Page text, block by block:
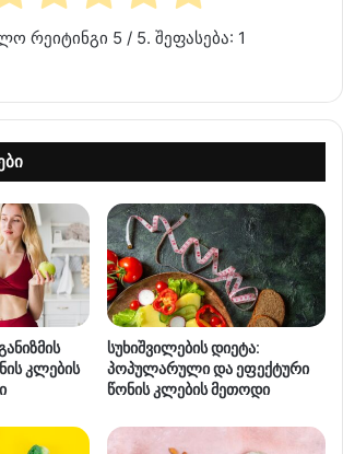
რეიტინგი 5 / 5. შეფასება: 1
კლების
სუხიშვილების დიეტა:
პოპულარული და ეფექტური
წონის კლების მეთოდი